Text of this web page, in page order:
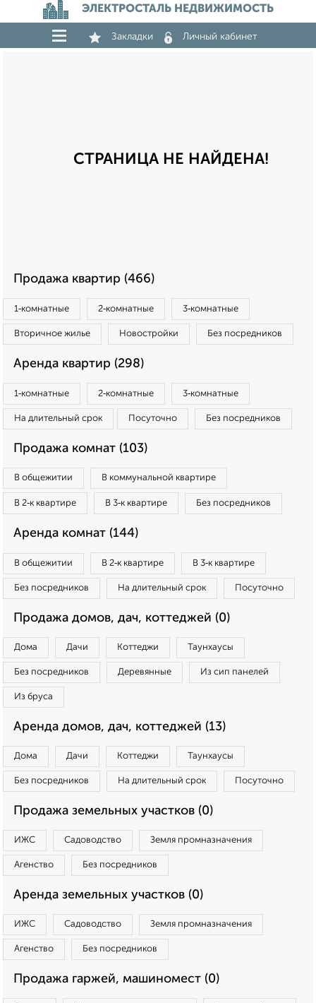
ЭЛЕКТРОСТАЛЬ НЕДВИЖИМОСТЬ
Закладки Личный кабинет
СТРАНИЦА НЕ НАЙДЕНА!
Продажа квартир (466)
1‑комнатные 2‑комнатные 3‑комнатные
Вторичное жилье Новостройки Без посредников
Аренда квартир (298)
1‑комнатные 2‑комнатные 3‑комнатные
На длительный срок Посуточно Без посредников
Продажа комнат (103)
В общежитии В коммунальной квартире
В 2‑к квартире В 3‑к квартире Без посредников
Аренда комнат (144)
В общежитии В 2‑к квартире В 3‑к квартире
Без посредников На длительный срок Посуточно
Продажа домов, дач, коттеджей (0)
Дома Дачи Коттеджи Таунхаусы
Без посредников Деревянные Из сип панелей
Из бруса
Аренда домов, дач, коттеджей (13)
Дома Дачи Коттеджи Таунхаусы
Без посредников На длительный срок Посуточно
Продажа земельных участков (0)
ИЖС Садоводство Земля промназначения
Агенство Без посредников
Аренда земельных участков (0)
ИЖС Садоводство Земля промназначения
Агенство Без посредников
Продажа гаржей, машиномест (0)